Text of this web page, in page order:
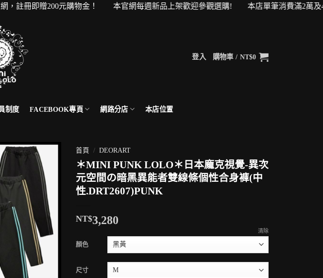
即贈200元購物金！ 本官網每週新品上架歡迎參觀選購! 本店單筆消費滿2萬及4萬即可
登入 購物車 / NT$0
制度 FACEBOOK專頁 網路分店 本店位置
首頁 / DEORART
＊MINI PUNK LOLO＊日本龐克視覺-異次
元空間の暗黑異能者雙線條個性合身褲(中
性.DRT2607)PUNK
NT$3,280
顏色
尺寸
清除